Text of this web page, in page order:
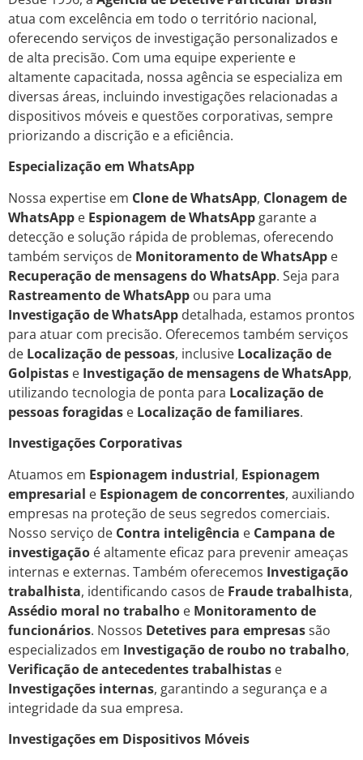
atua com excelência em todo o território nacional,
oferecendo serviços de investigação personalizados e
de alta precisão. Com uma equipe experiente e
altamente capacitada, nossa agência se especializa em
diversas áreas, incluindo investigações relacionadas a
dispositivos móveis e questões corporativas, sempre
priorizando a discrição e a eficiência.
Especialização em WhatsApp
Nossa expertise em Clone de WhatsApp, Clonagem de
WhatsApp e Espionagem de WhatsApp garante a
detecção e solução rápida de problemas, oferecendo
também serviços de Monitoramento de WhatsApp e
Recuperação de mensagens do WhatsApp. Seja para
Rastreamento de WhatsApp ou para uma
Investigação de WhatsApp detalhada, estamos prontos
para atuar com precisão. Oferecemos também serviços
de Localização de pessoas, inclusive Localização de
Golpistas e Investigação de mensagens de WhatsApp,
utilizando tecnologia de ponta para Localização de
pessoas foragidas e Localização de familiares.
Investigações Corporativas
Atuamos em Espionagem industrial, Espionagem
empresarial e Espionagem de concorrentes, auxiliando
empresas na proteção de seus segredos comerciais.
Nosso serviço de Contra inteligência e Campana de
investigação é altamente eficaz para prevenir ameaças
internas e externas. Também oferecemos Investigação
trabalhista, identificando casos de Fraude trabalhista,
Assédio moral no trabalho e Monitoramento de
funcionários. Nossos Detetives para empresassão
especializados em Investigação de roubo no trabalho,
Verificação de antecedentes trabalhistas e
Investigações internas, garantindo a segurança e a
integridade da sua empresa.
Investigações em Dispositivos Móveis